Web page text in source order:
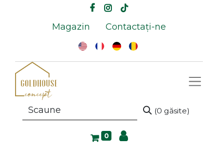
Magazin Contactați-ne
(0 găsite)
0